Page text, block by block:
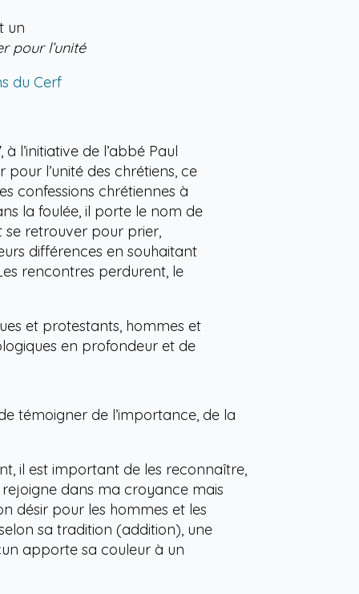
un
pour l’unité
du Cerf
l’initiative de l’abbé Paul
l’unité des chrétiens, ce
confessions chrétiennes à
la foulée, il porte le nom de
se retrouver pour prier,
différences en souhaitant
rencontres perdurent, le
et protestants, hommes et
en profondeur et de
témoigner de l’importance, de la
il est important de les reconnaître,
rejoigne dans ma croyance mais
désir pour les hommes et les
sa tradition (addition), une
apporte sa couleur à un